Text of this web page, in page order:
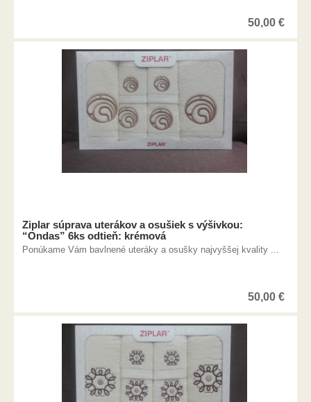
50,00 €
Ziplar súprava uterákov a osušiek s výšivkou:
“Ondas” 6ks odtieň: krémová
Ponúkame Vám bavlnené uteráky a osušky najvyššej kvality ...
50,00 €